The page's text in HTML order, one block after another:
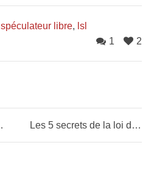
spéculateur libre, lsl
2
1
Les 5 secrets de la loi d’attraction appliquée à la bourse (nos valeurs dans l’école de bourse Le Spéculateur Libre)